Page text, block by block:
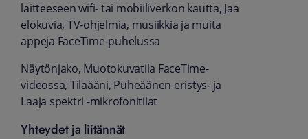
laitteeseen wifi‑ tai mobiiliverkon kautta, Jaa
elokuvia, TV-ohjelmia, musiikkia ja muita
appeja FaceTime-puhelussa
Näytönjako, Muotokuvatila FaceTime-
videossa, Tilaääni, Puheäänen eristys‑ ja
Laaja spektri ‑mikrofonitilat
Yhteydet ja liitännät